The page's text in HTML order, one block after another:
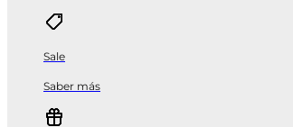
Sale
Saber más